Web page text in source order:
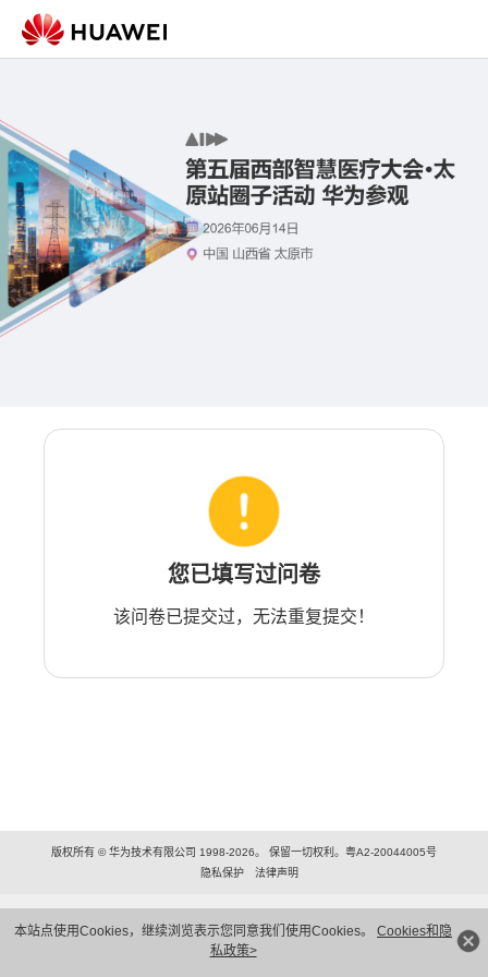
本站点使用Cookies，继续浏览表示您同意我们使用Cookies。 Cookies和隐
私政策>
您已填写过问卷
该问卷已提交过，无法重复提交！
版权所有 © 华为技术有限公司 1998-2026。 保留一切权利。粤A2-20044005号
隐私保护
法律声明